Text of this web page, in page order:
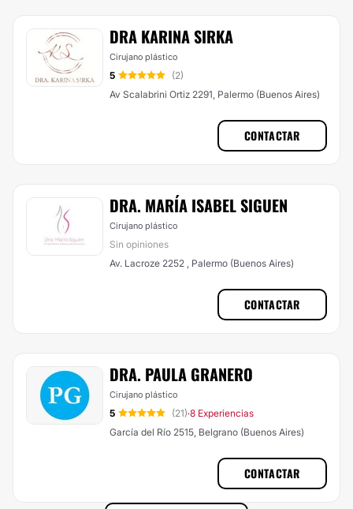
DRA KARINA SIRKA
Cirujano plástico
5
(2)
Av Scalabrini Ortiz 2291, Palermo (Buenos Aires)
CONTACTAR
DRA. MARÍA ISABEL SIGUEN
Cirujano plástico
Sin opiniones
Av. Lacroze 2252 , Palermo (Buenos Aires)
CONTACTAR
DRA. PAULA GRANERO
Cirujano plástico
5 (21)·8 Experiencias
García del Río 2515, Belgrano (Buenos Aires)
CONTACTAR